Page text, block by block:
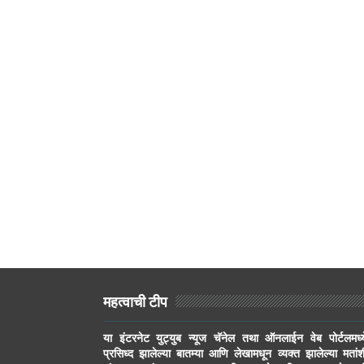
महत्वाची टीप
या इंटरनेट युट्युब न्यूज चॅनेल तथा ऑनलाईन वेब
प्रसिध्द झालेल्या बातम्या आणि लेखामधून व्यक्त झालेल्या